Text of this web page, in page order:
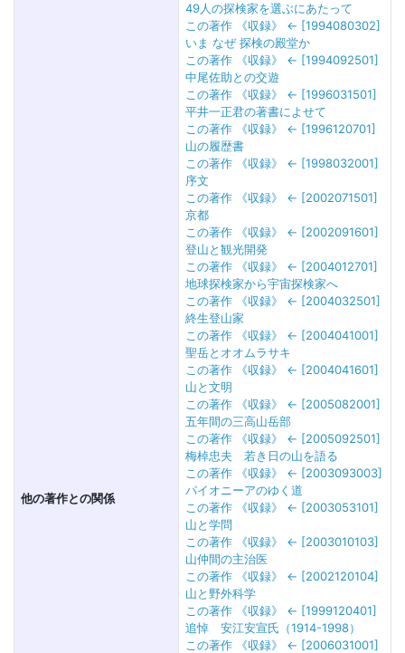
他の著作との関係
49人の探検家を選ぶにあたって
この著作 《収録》 ← [1994080302]
いま なぜ 探検の殿堂か
この著作 《収録》 ← [1994092501]
中尾佐助との交遊
この著作 《収録》 ← [1996031501]
平井一正君の著書によせて
この著作 《収録》 ← [1996120701]
山の履歴書
この著作 《収録》 ← [1998032001]
序文
この著作 《収録》 ← [2002071501]
京都
この著作 《収録》 ← [2002091601]
登山と観光開発
この著作 《収録》 ← [2004012701]
地球探検家から宇宙探検家へ
この著作 《収録》 ← [2004032501]
終生登山家
この著作 《収録》 ← [2004041001]
聖岳とオオムラサキ
この著作 《収録》 ← [2004041601]
山と文明
この著作 《収録》 ← [2005082001]
五年間の三高山岳部
この著作 《収録》 ← [2005092501]
梅棹忠夫 若き日の山を語る
この著作 《収録》 ← [2003093003]
パイオニーアのゆく道
この著作 《収録》 ← [2003053101]
山と学問
この著作 《収録》 ← [2003010103]
山仲間の主治医
この著作 《収録》 ← [2002120104]
山と野外科学
この著作 《収録》 ← [1999120401]
追悼 安江安宣氏（1914-1998）
この著作 《収録》 ← [2006031001]